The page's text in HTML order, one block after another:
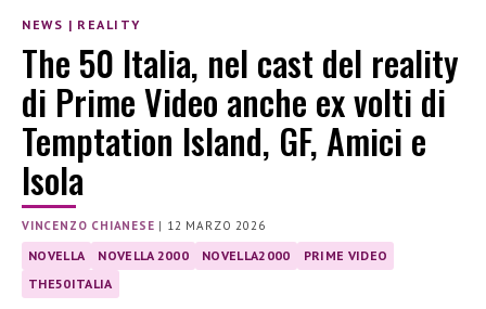
NEWS | REALITY
The 50 Italia, nel cast del reality
di Prime Video anche ex volti di
Temptation Island, GF, Amici e
Isola
VINCENZO CHIANESE | 12 MARZO 2026
NOVELLA NOVELLA 2000 NOVELLA2000
PRIME VIDEO
THE50ITALIA